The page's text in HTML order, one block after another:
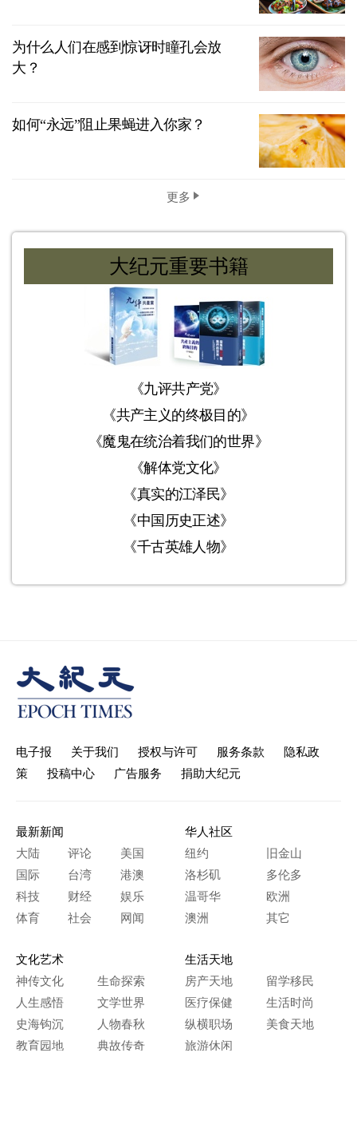
为什么人们在感到惊讶时瞳孔会放
大？
如何“永远”阻止果蝇进入你家？
更多
大纪元重要书籍
《九评共产党》
《共产主义的终极目的》
《魔鬼在统治着我们的世界》
《解体党文化》
《真实的江泽民》
《中国历史正述》
《千古英雄人物》
电子报 关于我们 授权与许可 服务条款
隐私政
策
投稿中心 广告服务 捐助大纪元
最新新闻
大陆
评论
美国
国际
台湾
港澳
科技
财经
娱乐
体育
社会 网闻
华人社区
纽约
旧金山
洛杉矶
多伦多
温哥华
欧洲
澳洲
其它
文化艺术
神传文化
生命探索
人生感悟
文学世界
史海钩沉
人物春秋
教育园地
典故传奇
生活天地
房产天地
留学移民
医疗保健
生活时尚
纵横职场
美食天地
旅游休闲